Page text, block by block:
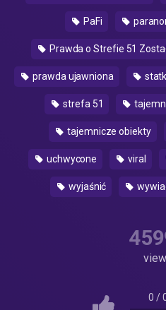
PaFi
Prawda o Strefie 51
prawda ujawniona
strefa 51
tajemnicze obiekty
uchwycone viral
wyjaśnić
0 /